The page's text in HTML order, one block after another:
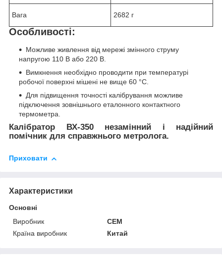
Вага 2682 г
Особливості:
Можливе живлення від мережі змінного струму
напругою 110 В або 220 В.
Вимкнення необхідно проводити при температурі
робочої поверхні мішені не вище 60 °С.
Для підвищення точності калібрування можливе
підключення зовнішнього еталонного контактного
термометра.
Калібратор ВХ-350 незамінний і надійний
помічник для справжнього метролога.
Приховати
Характеристики
Основні
Виробник
CEM
Країна виробник
Китай